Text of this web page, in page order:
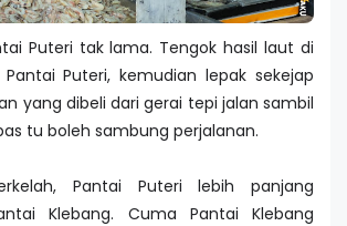
Puteri tak lama. Tengok hasil laut di
Pantai Puteri, kemudian lepak sekejap
yang dibeli dari gerai tepi jalan sambil
tu boleh sambung perjalanan.
Pantai Puteri lebih panjang
Klebang. Cuma Pantai Klebang